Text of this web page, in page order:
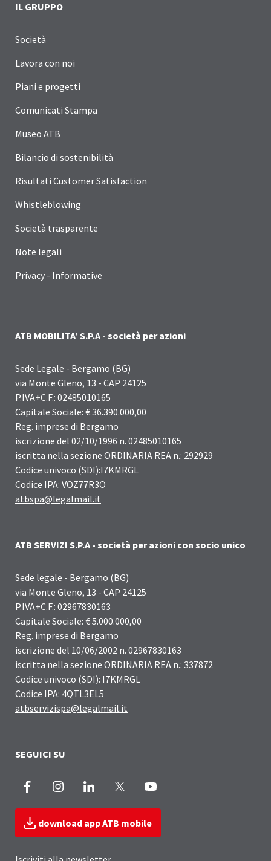
IL GRUPPO
Società
Lavora con noi
Piani e progetti
Comunicati Stampa
Museo ATB
Bilancio di sostenibilità
Risultati Customer Satisfaction
Whistleblowing
Società trasparente
Note legali
Privacy - Informative
ATB MOBILITA’ S.P.A - società per azioni
Sede Legale - Bergamo (BG)
via Monte Gleno, 13 - CAP 24125
P.IVA+C.F.: 02485010165
Capitale Sociale: € 36.390.000,00
Reg. imprese di Bergamo
iscrizione del 02/10/1996 n. 02485010165
iscritta nella sezione ORDINARIA REA n.: 292929
Codice univoco (SDI):I7KMRGL
Codice IPA: VOZ77R3O
atbspa@legalmail.it
ATB SERVIZI S.P.A - società per azioni con socio unico
Sede legale - Bergamo (BG)
via Monte Gleno, 13 - CAP 24125
P.IVA+C.F.: 02967830163
Capitale Sociale: € 5.000.000,00
Reg. imprese di Bergamo
iscrizione del 10/06/2002 n. 02967830163
iscritta nella sezione ORDINARIA REA n.: 337872
Codice univoco (SDI): I7KMRGL
Codice IPA: 4QTL3EL5
atbservizispa@legalmail.it
SEGUICI SU
Facebook InstagramLinkedIn
download app ATB mobile